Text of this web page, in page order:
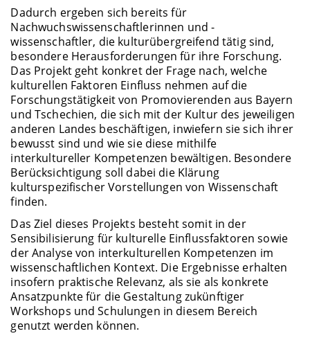
Dadurch ergeben sich bereits für
Nachwuchswissenschaftlerinnen und -
wissenschaftler, die kulturübergreifend tätig sind,
besondere Herausforderungen für ihre Forschung.
Das Projekt geht konkret der Frage nach, welche
kulturellen Faktoren Einfluss nehmen auf die
Forschungstätigkeit von Promovierenden aus Bayern
und Tschechien, die sich mit der Kultur des jeweiligen
anderen Landes beschäftigen, inwiefern sie sich ihrer
bewusst sind und wie sie diese mithilfe
interkultureller Kompetenzen bewältigen. Besondere
Berücksichtigung soll dabei die Klärung
kulturspezifischer Vorstellungen von Wissenschaft
finden.
Das Ziel dieses Projekts besteht somit in der
Sensibilisierung für kulturelle Einflussfaktoren sowie
der Analyse von interkulturellen Kompetenzen im
wissenschaftlichen Kontext. Die Ergebnisse erhalten
insofern praktische Relevanz, als sie als konkrete
Ansatzpunkte für die Gestaltung zukünftiger
Workshops und Schulungen in diesem Bereich
genutzt werden können.